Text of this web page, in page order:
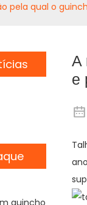
pela qual o
guincho
A
e